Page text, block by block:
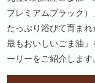
プレミアムブラック
たっぷり浴びて育ま
最もおいしいごま油
ーリーをご紹介します